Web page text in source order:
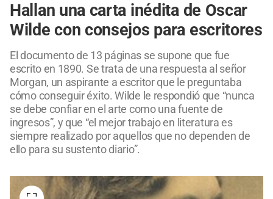
Hallan una carta inédita de Oscar
Wilde con consejos para escritores
El documento de 13 páginas se supone que fue
escrito en 1890. Se trata de una respuesta al señor
Morgan, un aspirante a escritor que le preguntaba
cómo conseguir éxito. Wilde le respondió que “nunca
se debe confiar en el arte como una fuente de
ingresos”, y que “el mejor trabajo en literatura es
siempre realizado por aquellos que no dependen de
ello para su sustento diario”.